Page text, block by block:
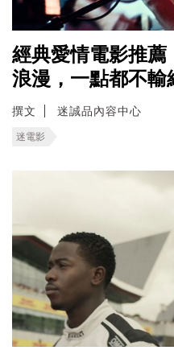
經典愛情電影推薦
浪漫，一點都不輸
撰文 迷誠品內容中心
迷電影